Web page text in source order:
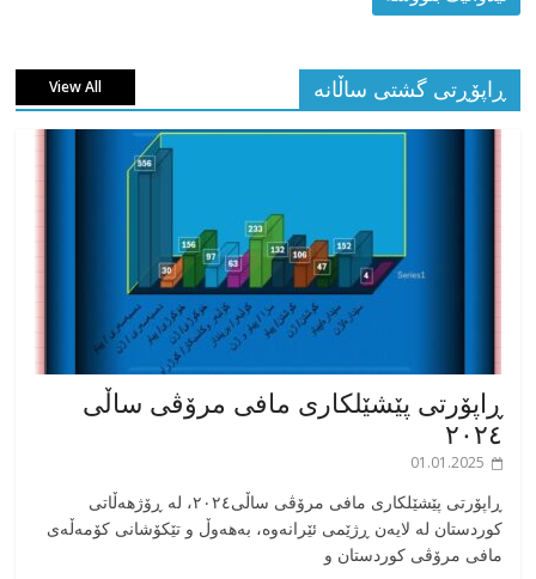
ڕاپۆڕتی گشتی ساڵانه View All
ڕاپۆرتی پێشێلکاری مافی مرۆڤی ساڵی
٢٠٢٤
01.01.2025
‎ڕاپۆرتی پێشێلکاری مافی مرۆڤی ساڵی٢٠٢٤، له ڕۆژهەڵاتی
کوردستان له لایەن ڕژێمی ئێرانەوە، بە‎هەوڵ و تێکۆشانی کۆمەڵەی
مافی مرۆڤی کوردستان و